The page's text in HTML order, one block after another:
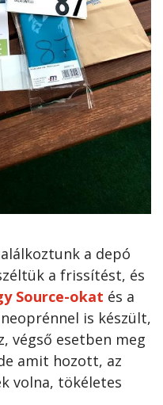
a depó
a frissítést, és
Source-okat és a
is készült,
végső esetben meg
amit hozott, az
volna, tökéletes